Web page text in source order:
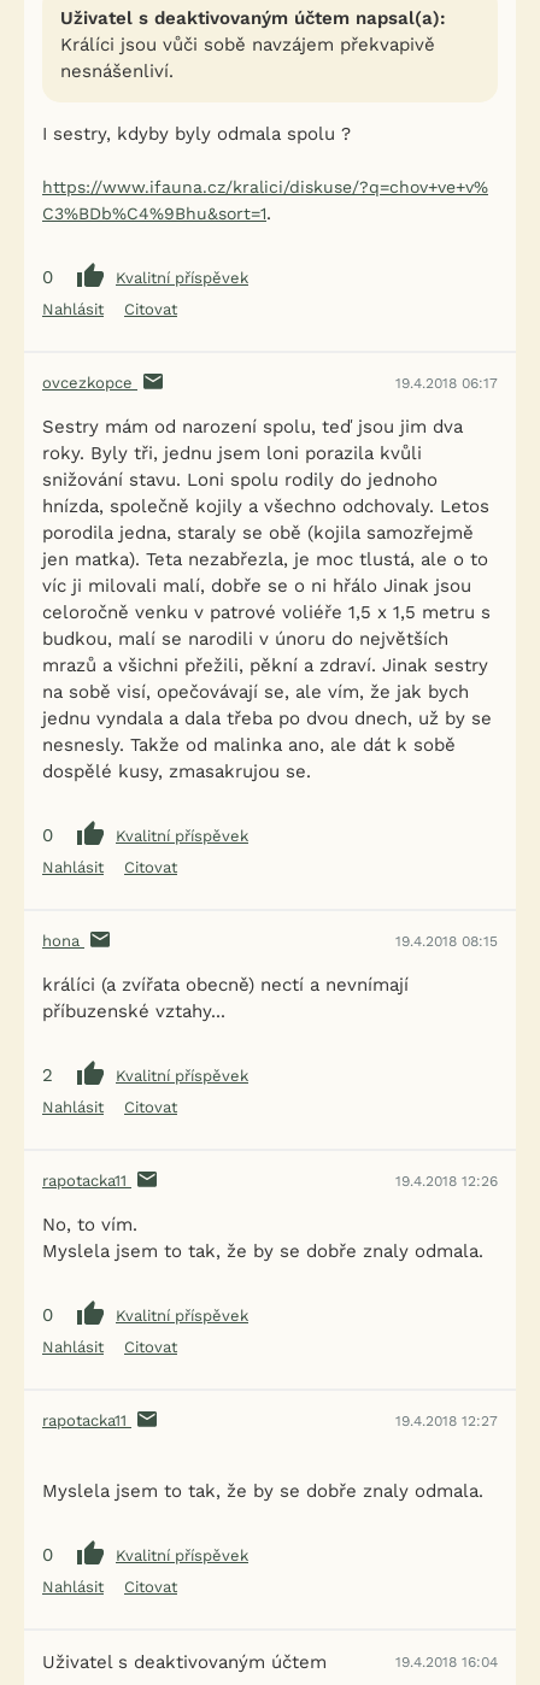
Uživatel s deaktivovaným účtem napsal(a):
Králíci jsou vůči sobě navzájem překvapivě
nesnášenliví.
I sestry, kdyby byly odmala spolu ?
https://www.ifauna.cz/kralici/diskuse/?q=chov+ve+v%
C3%BDb%C4%9Bhu&sort=1.
0
Kvalitní příspěvek
Nahlásit
Citovat
ovcezkopce 19.4.2018 06:17
Sestry mám od narození spolu, teď jsou jim dva
roky. Byly tři, jednu jsem loni porazila kvůli
snižování stavu. Loni spolu rodily do jednoho
hnízda, společně kojily a všechno odchovaly. Letos
porodila jedna, staraly se obě (kojila samozřejmě
jen matka). Teta nezabřezla, je moc tlustá, ale o to
víc ji milovali malí, dobře se o ni hřálo Jinak jsou
celoročně venku v patrové voliéře 1,5 x 1,5 metru s
budkou, malí se narodili v únoru do největších
mrazů a všichni přežili, pěkní a zdraví. Jinak sestry
na sobě visí, opečovávají se, ale vím, že jak bych
jednu vyndala a dala třeba po dvou dnech, už by se
nesnesly. Takže od malinka ano, ale dát k sobě
dospělé kusy, zmasakrujou se.
0
Kvalitní příspěvek
Nahlásit
Citovat
hona 19.4.2018 08:15
králíci (a zvířata obecně) nectí a nevnímají
příbuzenské vztahy...
2
Kvalitní příspěvek
Nahlásit
Citovat
rapotacka11 19.4.2018 12:26
No, to vím.
Myslela jsem to tak, že by se dobře znaly odmala.
0
Kvalitní příspěvek
Nahlásit
Citovat
rapotacka11 19.4.2018 12:27
Myslela jsem to tak, že by se dobře znaly odmala.
0
Kvalitní příspěvek
Nahlásit
Citovat
Uživatel s deaktivovaným účtem 19.4.2018 16:04